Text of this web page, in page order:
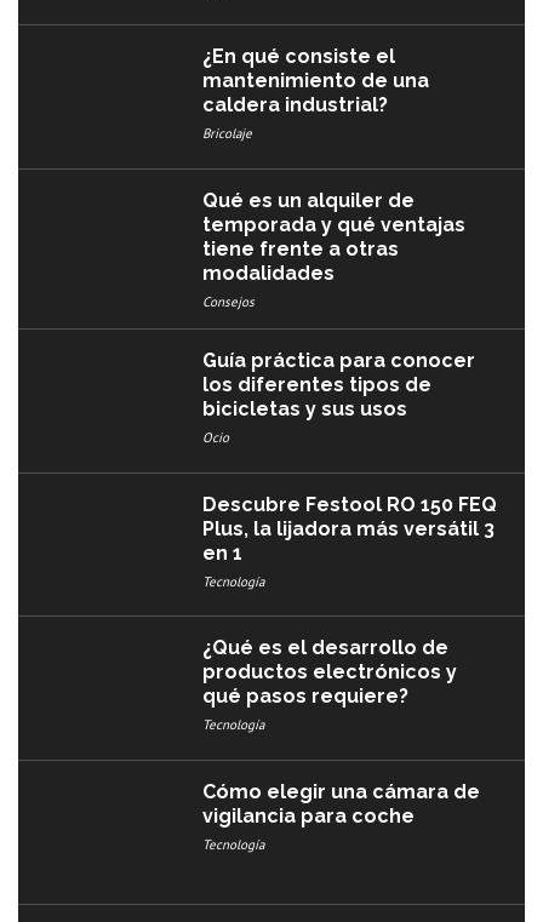
¿En qué consiste el
mantenimiento de una
caldera industrial?
Bricolaje
Qué es un alquiler de
temporada y qué ventajas
tiene frente a otras
modalidades
Consejos
Guía práctica para conocer
los diferentes tipos de
bicicletas y sus usos
Ocio
Descubre Festool RO 150 FEQ
Plus, la lijadora más versátil 3
en 1
Tecnología
¿Qué es el desarrollo de
productos electrónicos y
qué pasos requiere?
Tecnología
Cómo elegir una cámara de
vigilancia para coche
Tecnología